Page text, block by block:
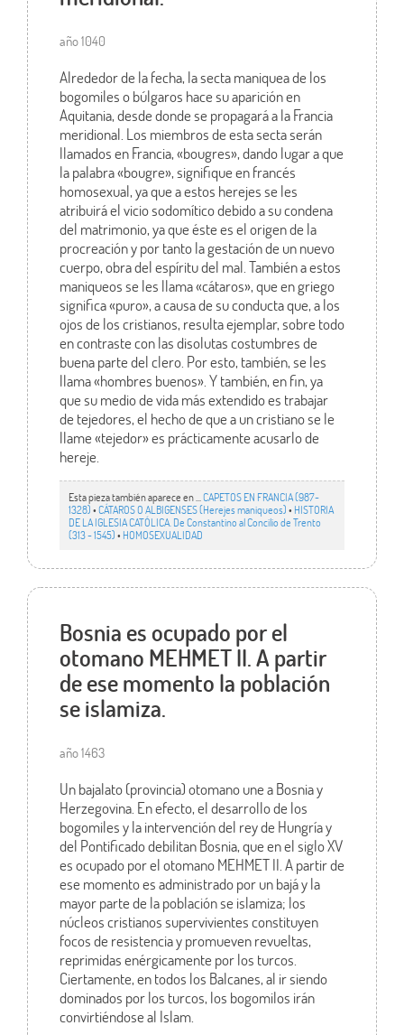
año 1040
Alrededor de la fecha, la secta maniquea de los
bogomiles o búlgaros hace su aparición en
Aquitania, desde donde se propagará a la Francia
meridional. Los miembros de esta secta serán
llamados en Francia, «bougres», dando lugar a que
la palabra «bougre», signifique en francés
homosexual, ya que a estos herejes se les
atribuirá el vicio sodomítico debido a su condena
del matrimonio, ya que éste es el origen de la
procreación y por tanto la gestación de un nuevo
cuerpo, obra del espíritu del mal. También a estos
maniqueos se les llama «cátaros», que en griego
significa «puro», a causa de su conducta que, a los
ojos de los cristianos, resulta ejemplar, sobre todo
en contraste con las disolutas costumbres de
buena parte del clero. Por esto, también, se les
llama «hombres buenos». Y también, en fin, ya
que su medio de vida más extendido es trabajar
de tejedores, el hecho de que a un cristiano se le
llame «tejedor» es prácticamente acusarlo de
hereje.
Esta pieza también aparece en ... CAPETOS EN FRANCIA (987-
1328)•CÁTAROS O ALBIGENSES (Herejes maniqueos)• HISTORIA
DE LA IGLESIA CATÓLICA. De Constantino al Concilio de Trento
(313 - 1545)• HOMOSEXUALIDAD
Bosnia es ocupado por el
otomano MEHMET II. A partir
de ese momento la población
se islamiza.
año 1463
Un bajalato (provincia) otomano une a Bosnia y
Herzegovina. En efecto, el desarrollo de los
bogomiles y la intervención del rey de Hungría y
del Pontificado debilitan Bosnia, que en el siglo XV
es ocupado por el otomano MEHMET II. A partir de
ese momento es administrado por un bajá y la
mayor parte de la población se islamiza; los
núcleos cristianos supervivientes constituyen
focos de resistencia y promueven revueltas,
reprimidas enérgicamente por los turcos.
Ciertamente, en todos los Balcanes, al ir siendo
dominados por los turcos, los bogomilos irán
convirtiéndose al Islam.